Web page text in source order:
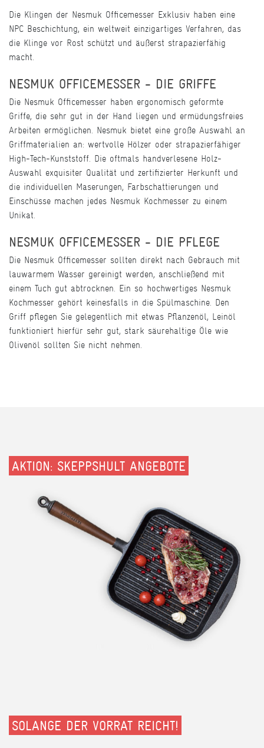
Die Klingen der Nesmuk Officemesser Exklusiv haben eine
NPC Beschichtung, ein weltweit einzigartiges Verfahren, das
die Klinge vor Rost schützt und äußerst strapazierfähig
macht.
NESMUK OFFICEMESSER - DIE GRIFFE
Die Nesmuk Officemesser haben ergonomisch geformte
Griffe, die sehr gut in der Hand liegen und ermüdungsfreies
Arbeiten ermöglichen. Nesmuk bietet eine große Auswahl an
Griffmaterialien an: wertvolle Hölzer oder strapazierfähiger
High-Tech-Kunststoff. Die oftmals handverlesene Holz-
Auswahl exquisiter Qualität und zertifizierter Herkunft und
die individuellen Maserungen, Farbschattierungen und
Einschüsse machen jedes Nesmuk Kochmesser zu einem
Unikat.
NESMUK OFFICEMESSER - DIE PFLEGE
Die Nesmuk Officemesser sollten direkt nach Gebrauch mit
lauwarmem Wasser gereinigt werden, anschließend mit
einem Tuch gut abtrocknen. Ein so hochwertiges Nesmuk
Kochmesser gehört keinesfalls in die Spülmaschine. Den
Griff pflegen Sie gelegentlich mit etwas Pflanzenöl, Leinöl
funktioniert hierfür sehr gut, stark säurehaltige Öle wie
Olivenöl sollten Sie nicht nehmen.
AKTION: SKEPPSHULT ANGEBOTE
SOLANGE DER VORRAT REICHT!